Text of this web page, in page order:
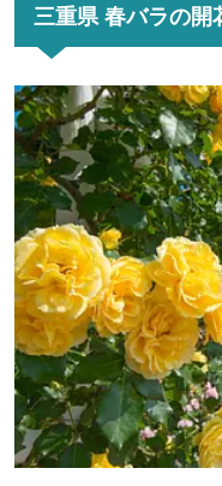
三重県 春バラの